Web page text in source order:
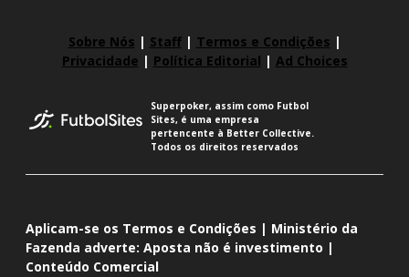
Sobre Nós | Staff| Termos e Condições |
Privacidade | Política Editorial | Ad Choices
Superpoker, assim como Futbol
Sites, é uma empresa
pertencente à Better Collective.
Todos os direitos reservados
Aplicam-se os Termos e Condições | Ministério da
Fazenda adverte: Aposta não é investimento |
Conteúdo Comercial